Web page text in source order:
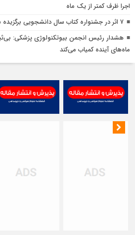
اجرا ظرف کمتر از یک ماه
۷ اثر در جشنواره کتاب سال دانشجویی برگزیده شد
هشدار رئیس انجمن بیوتکنولوژی پزشکی:
ماه‌های آینده کمیاب می‌کند